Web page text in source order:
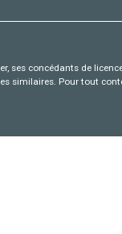
ses concédants de
similaires. Pour tout